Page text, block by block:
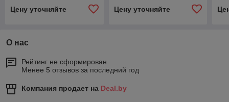
Цену уточняйте
Цену уточняйте
О нас
Рейтинг не сформирован
Менее 5 отзывов за последний год
Компания продает на Deal.by